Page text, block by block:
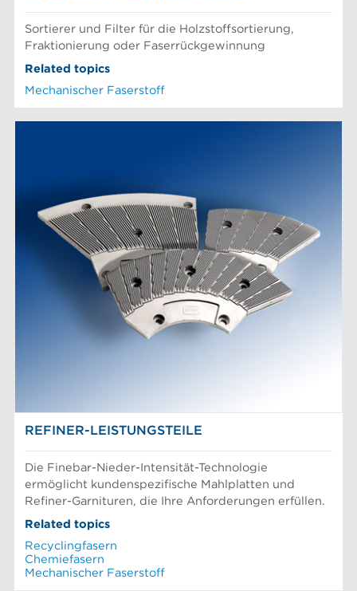
Sortierer und Filter für die Holzstoffsortierung,
Fraktionierung oder Faserrückgewinnung
Related topics
Mechanischer Faserstoff
REFINER-LEISTUNGSTEILE
Die Finebar-Nieder-Intensität-Technologie
ermöglicht kundenspezifische Mahlplatten und
Refiner-Garnituren, die Ihre Anforderungen erfüllen.
Related topics
Recyclingfasern
Chemiefasern
Mechanischer Faserstoff